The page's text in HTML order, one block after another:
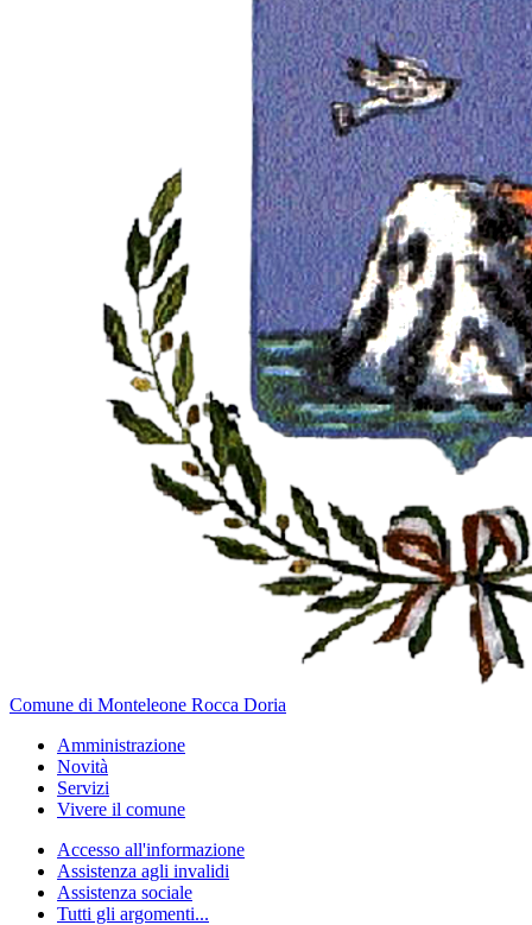
Comune di Monteleone Rocca Doria
Amministrazione
Novità
Servizi
Vivere il comune
Accesso all'informazione
Assistenza agli invalidi
Assistenza sociale
Tutti gli argomenti...